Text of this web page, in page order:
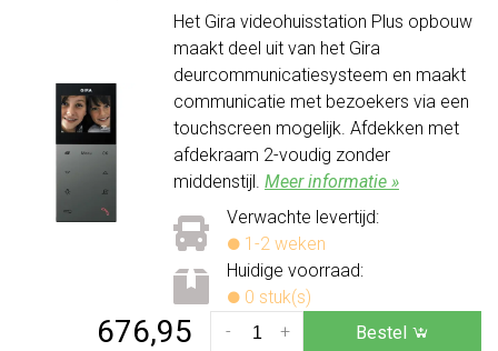
Het Gira videohuisstation Plus opbouw
maakt deel uit van het Gira
deurcommunicatiesysteem en maakt
communicatie met bezoekers via een
touchscreen mogelijk. Afdekken met
afdekraam 2-voudig zonder
middenstijl. Meer informatie »
Verwachte levertijd:
1-2 weken
Huidige voorraad:
0 stuk(s)
676,95 +
- Bestel